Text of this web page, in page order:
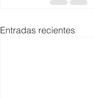
Entradas recientes